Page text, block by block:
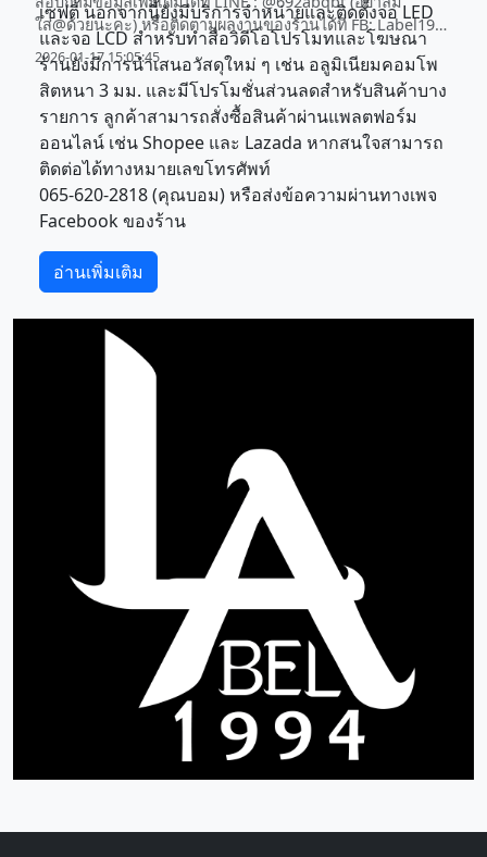
ใส่@ด้วยนะคะ) หรือติดตามผลงานของร้านได้ที่ FB: Label1994
- sticker - LED Media
2026-01-17 15:05:45
เซฟตี้ นอกจากนี้ยังมีบริการจำหน่ายและติดตั้งจอ LED
และจอ LCD สำหรับทำสื่อวิดีโอโปรโมทและโฆษณา
ร้านยังมีการนำเสนอวัสดุใหม่ ๆ เช่น อลูมิเนียมคอมโพ
สิตหนา 3 มม. และมีโปรโมชั่นส่วนลดสำหรับสินค้าบาง
รายการ ลูกค้าสามารถสั่งซื้อสินค้าผ่านแพลตฟอร์ม
ออนไลน์ เช่น Shopee และ Lazada หากสนใจสามารถ
ติดต่อได้ทางหมายเลขโทรศัพท์
065-620-2818 (คุณบอม) หรือส่งข้อความผ่านทางเพจ
Facebook ของร้าน
อ่านเพิ่มเติม